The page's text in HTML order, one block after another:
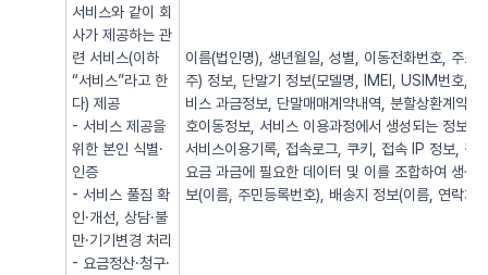
서비스와 같이 회
사가 제공하는 관
련 서비스(이하
“서비스”라고 한
다) 제공
- 서비스 제공을
위한 본인 식별·
인증
- 서비스 풀짐 확
인·개선, 상담·불
만·기기변경 처리
- 요금정산·청구·
이름(법인명), 생년월일, 성별, 이동전화번호, 주
주) 정보, 단말기 정보(모델명, IMEI, USIM번호,
비스 과금정보, 단말매매계약내역, 분할상환계약
호이동정보, 서비스 이용과정에서 생성되는 정보(
서비스이용기록, 접속로그, 쿠키, 접속 IP 정보, 결
요금 과금에 필요한 데이터 및 이를 조합하여 생
보(이름, 주민등록번호), 배송지 정보(이름, 연락처,